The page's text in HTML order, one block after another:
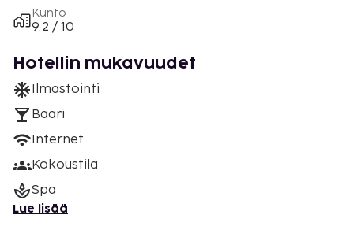
Kunto
9.2 / 10
Hotellin mukavuudet
Ilmastointi
Baari
Internet
Kokoustila
Spa
Lue lisää